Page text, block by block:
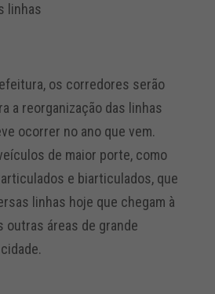
linhas
os corredores serão
a reorganização das linhas
ocorrer no ano que vem.
de maior porte, como
e biarticulados, que
linhas hoje que chegam à
outras áreas de grande